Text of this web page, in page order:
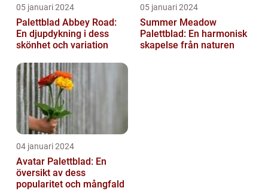
05 januari 2024
Palettblad Abbey Road:
En djupdykning i dess
skönhet och variation
05 januari 2024
Summer Meadow
Palettblad: En harmonisk
skapelse från naturen
04 januari 2024
Avatar Palettblad: En
översikt av dess
popularitet och mångfald